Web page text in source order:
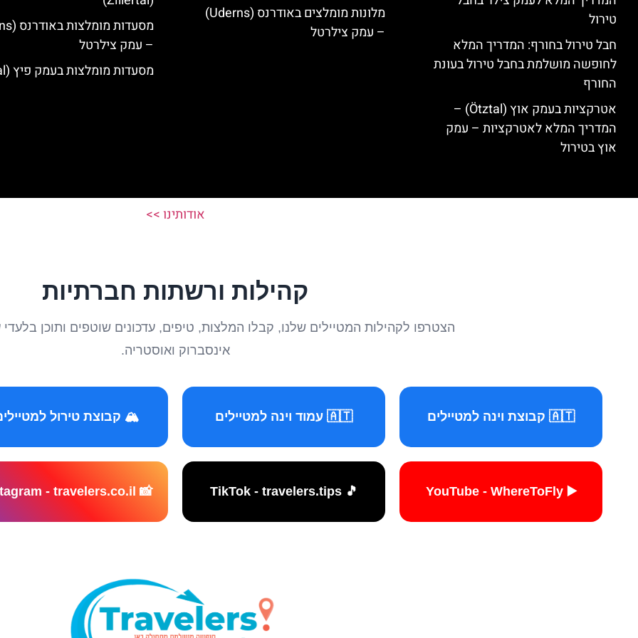
טירול
חבל טירול בחורף: המדריך המלא
לחופשה מושלמת בחבל טירול בעונת
החורף
אטרקציות בעמק אוץ (Ötztal) –
המדריך המלא לאטרקציות – עמק
אוץ בטירול
מלונות מומלצים באודרנס (Uderns)
– עמק צילרטל
– עמק צילרטל
מסעדות מומלצות בעמק פיץ (Pitztal)
אודותינו >>
קהילות ורשתות חברתיות
הצטרפו לקהילות המטיילים שלנו, קבלו המלצות, טיפים, עדכונים שוטפים ותוכן בלעדי
אינסברוק ואוסטריה.
🇦🇹 קבוצת וינה למטיילים 🇦🇹 עמוד וינה למטיילים 🏔️ קבוצת טירול
▶️ YouTube - WhereToFly
🎵 TikTok - travelers.tips
📸 Instagram - travelers.co.il